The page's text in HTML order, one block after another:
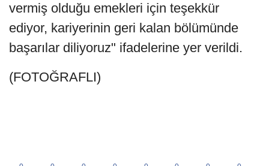
vermiş olduğu emekleri için teşekkür
ediyor, kariyerinin geri kalan bölümünde
başarılar diliyoruz" ifadelerine yer verildi.
(FOTOĞRAFLI)